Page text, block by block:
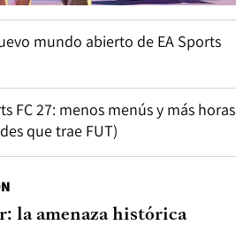
mundo abierto de EA Sports
FC 27: menos menús y más horas
que trae FUT)
la amenaza histórica